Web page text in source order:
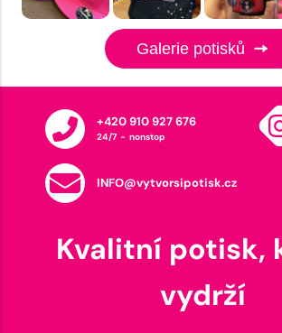
Galerie potisků
+420 910 927 676
24/7 - nonstop
INFO@vytvorsipotisk.cz
Kvalitní potisk,
vydrží